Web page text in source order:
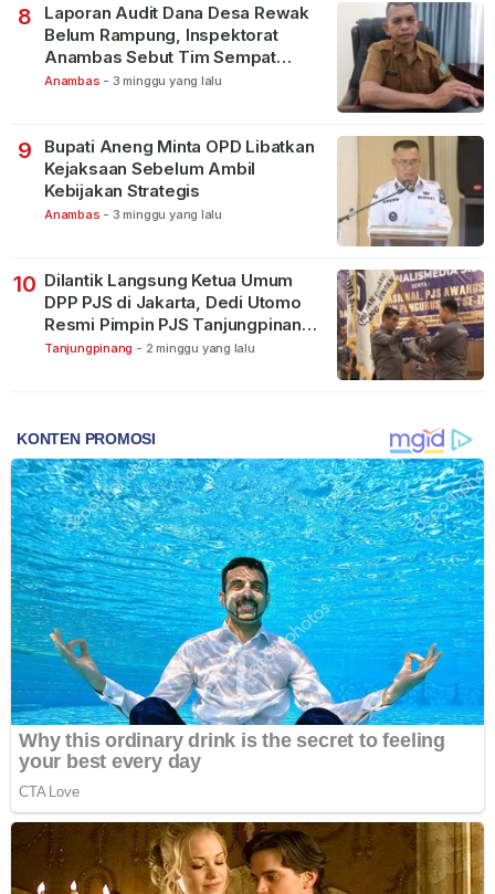
8
Laporan Audit Dana Desa Rewak
Belum Rampung, Inspektorat
Anambas Sebut Tim Sempat
Terbagi Tangani Kasus Lain
Anambas - 3 minggu yang lalu
9
Bupati Aneng Minta OPD Libatkan
Kejaksaan Sebelum Ambil
Kebijakan Strategis
Anambas - 3 minggu yang lalu
10 Dilantik Langsung Ketua Umum
DPP PJS di Jakarta, Dedi Utomo
Resmi Pimpin PJS Tanjungpinang-
Bintan
Tanjungpinang - 2 minggu yang lalu